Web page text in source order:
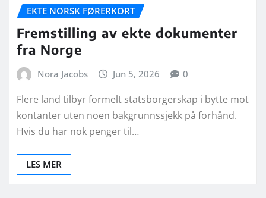
EKTE NORSK FØRERKORT
Fremstilling av ekte dokumenter
fra Norge
Nora Jacobs Jun 5, 2026 0
Flere land tilbyr formelt statsborgerskap i bytte mot
kontanter uten noen bakgrunnssjekk på forhånd.
Hvis du har nok penger til…
LES MER